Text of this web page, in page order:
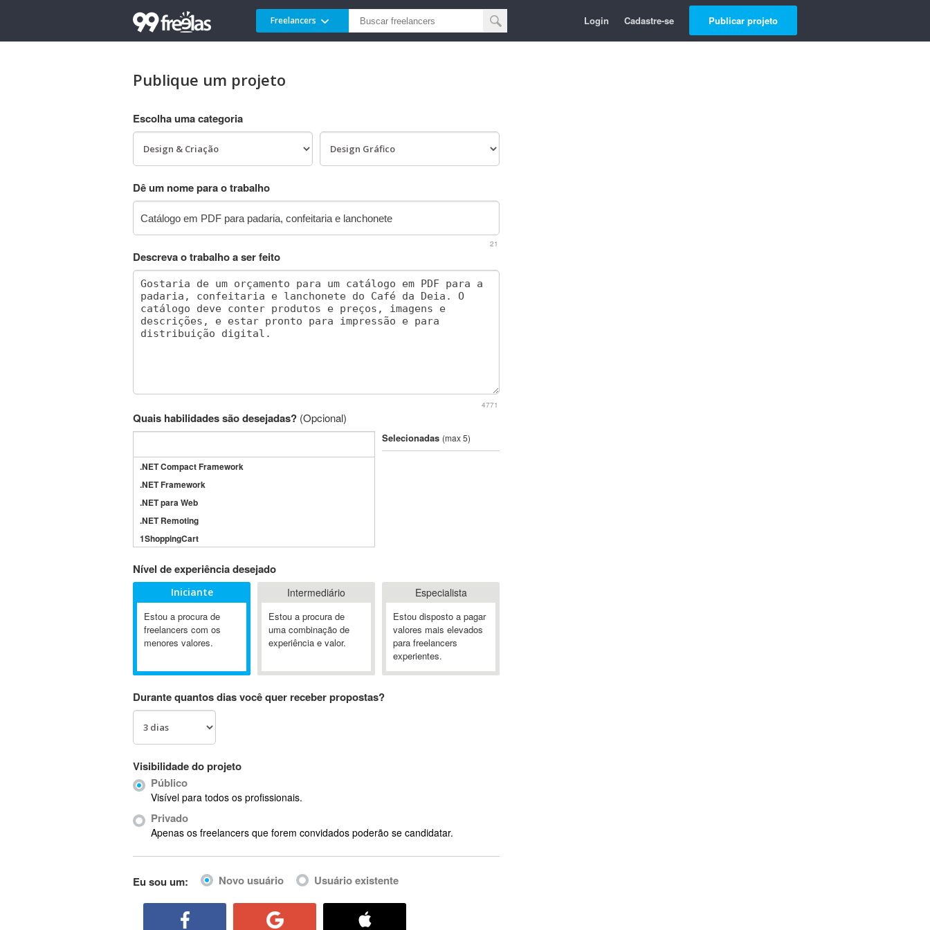
Freelancers Login Cadastre-se Publicar projeto
Publique um projeto
Escolha uma categoria
Dê um nome para o trabalho
21
Descreva o trabalho a ser feito
4771
Quais habilidades são desejadas? (Opcional)
.NET Compact Framework
.NET Framework
.NET para Web
.NET Remoting
1ShoppingCart
3GSM
4D Dimension
802.11
A&P
A-GPS
Ab Initio
ABIS
AbleCommerce
Ableton Live
Abstract Window Toolkit (AWT)
Selecionadas (max 5)
Nível de experiência desejado
Iniciante
Estou a procura de
freelancers com os
menores valores.
Intermediário
Estou a procura de
uma combinação de
experiência e valor.
Especialista
Estou disposto a pagar
valores mais elevados
para freelancers
experientes.
Durante quantos dias você quer receber propostas?
Visibilidade do projeto
Público
Visível para todos os profissionais.
Privado
Apenas os freelancers que forem convidados poderão se candidatar.
Eu sou um: Novo usuário Usuário existente